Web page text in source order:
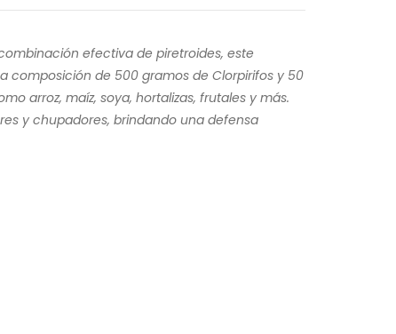
efectiva de piretroides, este
composición de 500 gramos de Clorpirifos y 50
arroz, maíz, soya, hortalizas, frutales y más.
y chupadores, brindando una defensa